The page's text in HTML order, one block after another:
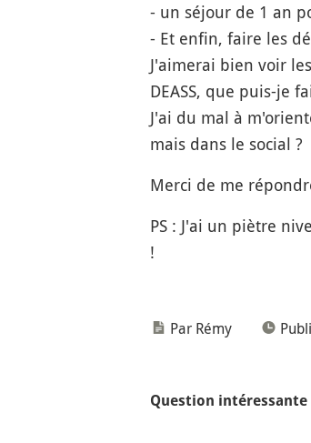
- un séjour de 1 an
- Et enfin, faire les
J'aimerai bien voir
DEASS, que puis-je
J'ai du mal à
mais dans le social ?
Merci de me
PS : J'ai un piètre
!
Par Rémy
Question intéressante